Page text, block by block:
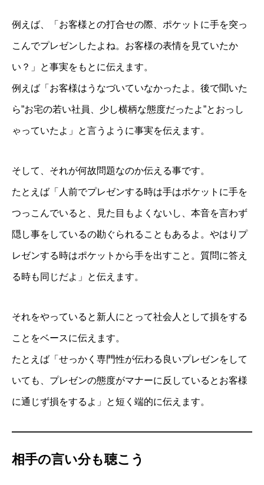
例えば、「お客様との打合せの際、ポケットに手を突っ
こんでプレゼンしたよね。お客様の表情を見ていたか
い？」と事実をもとに伝えます。
例えば「お客様はうなづいていなかったよ。後で聞いた
ら”お宅の若い社員、少し横柄な態度だったよ”とおっし
ゃっていたよ」と言うように事実を伝えます。
そして、それが何故問題なのか伝える事です。
たとえば「人前でプレゼンする時は手はポケットに手を
つっこんでいると、見た目もよくないし、本音を言わず
隠し事をしているの勘ぐられることもあるよ。やはりプ
レゼンする時はポケットから手を出すこと。質問に答え
る時も同じだよ」と伝えます。
それをやっていると新人にとって社会人として損をする
ことをベースに伝えます。
たとえば「せっかく専門性が伝わる良いプレゼンをして
いても、プレゼンの態度がマナーに反しているとお客様
に通じず損をするよ」と短く端的に伝えます。
相手の言い分も聴こう